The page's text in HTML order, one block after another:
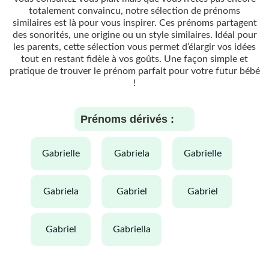
totalement convaincu, notre sélection de prénoms
similaires est là pour vous inspirer. Ces prénoms partagent
des sonorités, une origine ou un style similaires. Idéal pour
les parents, cette sélection vous permet d’élargir vos idées
tout en restant fidèle à vos goûts. Une façon simple et
pratique de trouver le prénom parfait pour votre futur bébé
!
Prénoms dérivés :
gabrielle gabriela gabrielle
gabriela gabriel gabriel
gabriel gabriella